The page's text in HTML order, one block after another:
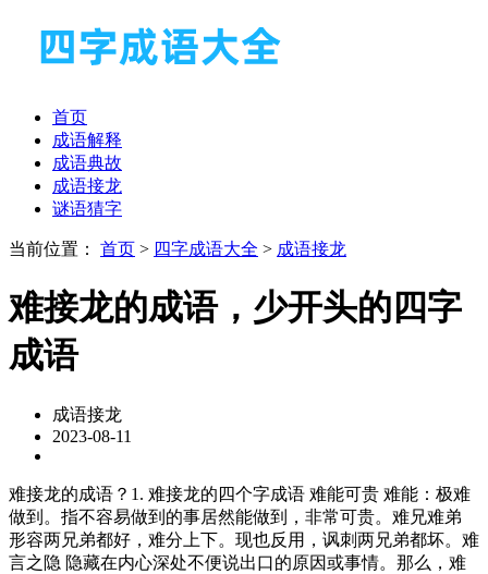
首页
成语解释
成语典故
成语接龙
谜语猜字
当前位置： 首页 > 四字成语大全 > 成语接龙
难接龙的成语，少开头的四字
成语
成语接龙
2023-08-11
难接龙的成语？1. 难接龙的四个字成语 难能可贵 难能：极难
做到。指不容易做到的事居然能做到，非常可贵。难兄难弟
形容两兄弟都好，难分上下。现也反用，讽刺两兄弟都坏。难
言之隐 隐藏在内心深处不便说出口的原因或事情。那么，难